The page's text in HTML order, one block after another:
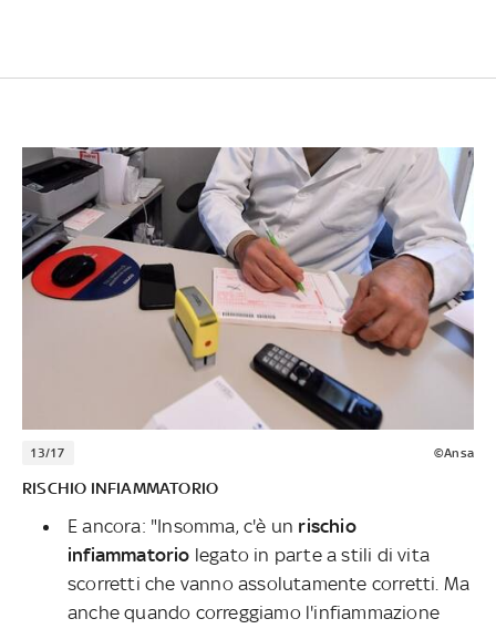
13/17 ©Ansa
RISCHIO INFIAMMATORIO
E ancora: "Insomma, c'è un rischio
infiammatorio legato in parte a stili di vita
scorretti che vanno assolutamente corretti. Ma
anche quando correggiamo l'infiammazione